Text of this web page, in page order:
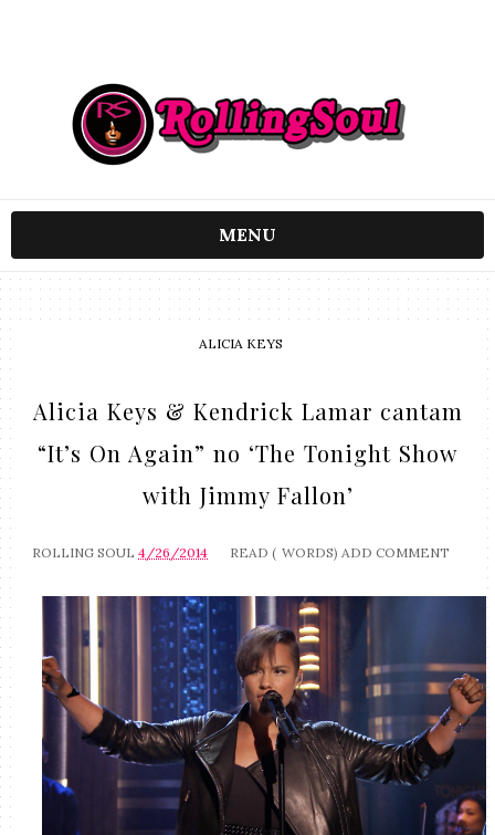
MENU
ALICIA KEYS
Alicia Keys & Kendrick Lamar cantam
“It’s On Again” no ‘The Tonight Show
with Jimmy Fallon’
ROLLING SOUL 4/26/2014 READ ( WORDS) ADD COMMENT